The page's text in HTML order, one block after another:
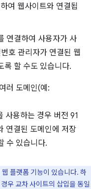
여 웹사이트와 연결됩
연결하여 사용자가 사
호 관리자가 연결된 웹
록 할 수도 있습니다.
러 도메인(예:
사용하는 경우 버전 91
연결된 도메인에 저장
수 있습니다.
플랫폼 기능이 있습니다. 하
우 교차 사이트의 삽입을 동일